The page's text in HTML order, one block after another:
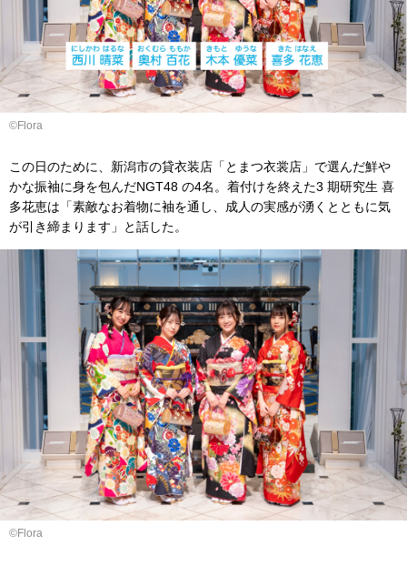
©︎Flora
この日のために、新潟市の貸衣装店「とまつ衣裳店」で選んだ鮮や
かな振袖に身を包んだNGT48 の4名。着付けを終えた3 期研究生 喜
多花恵は「素敵なお着物に袖を通し、成人の実感が湧くとともに気
が引き締まります」と話した。
©︎Flora